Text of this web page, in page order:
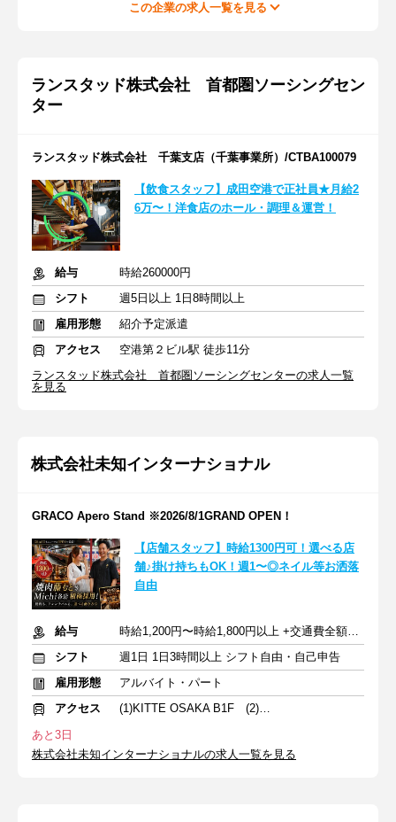
この企業の求人一覧を見る
ランスタッド株式会社 首都圏ソーシングセン
ター
ランスタッド株式会社 千葉支店（千葉事業所）/CTBA100079
【飲食スタッフ】成田空港で正社員★月給2
6万〜！洋食店のホール・調理＆運営！
給与
時給260000円
シフト
週5日以上 1日8時間以上
雇用形態
紹介予定派遣
アクセス
空港第２ビル駅 徒歩11分
ランスタッド株式会社 首都圏ソーシングセンターの求人一覧
を見る
株式会社未知インターナショナル
GRACO Apero Stand ※2026/8/1GRAND OPEN！
【店舗スタッフ】時給1300円可！選べる店
舗♪掛け持ちもOK！週1〜◎ネイル等お洒落
自由
給与
時給1,200円〜時給1,800円以上 +交通費全額支給/昇給随時
シフト
週1日 1日3時間以上 シフト自由・自己申告
雇用形態
アルバイト・パート
アクセス
(1)KITTE OSAKA B1F (2)東梅田駅
あと3日
株式会社未知インターナショナルの求人一覧を見る